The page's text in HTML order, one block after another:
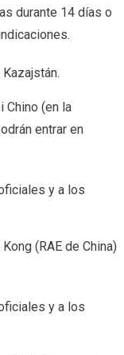
durante 14 días o
Chino (en la
entrar en
y a los
(RAE de China)
y a los